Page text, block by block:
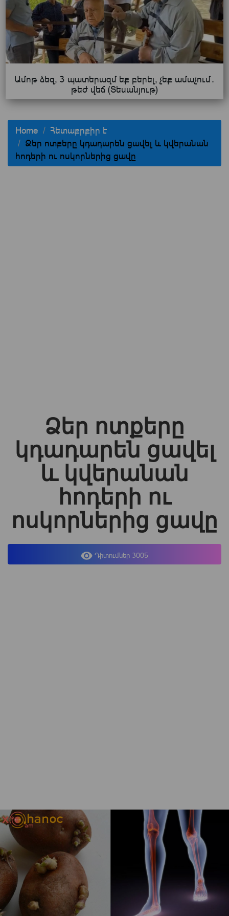
Ամոթ ձեզ, 3 պատերազմ եք բերել, չեք ամաչում․
թեժ վեճ (Տեսանյութ)
Home
Հետաքրքիր է
Ձեր ոտքերը կդադարեն ցավել և կվերանան
հոդերի ու ոսկորներից ցավը
Ձեր ոտքերը
կդադարեն ցավել
և կվերանան
հոդերի ու
ոսկորներից ցավը
Դիտումներ 3005